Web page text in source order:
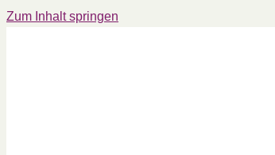
Zum Inhalt springen